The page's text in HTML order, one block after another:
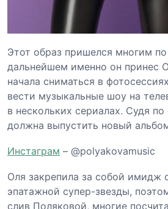
Этот образ пришелся многим
дальнейшем именно он принес
начала сниматься в
вести музыкальные шоу на
в нескольких сериалах. Судя
должна выпустить новый
Инстаграм – @polyakovamusic
Оля закрепила за собой имидж
эпатажной супер-звезды,
слив Поляковой, многие